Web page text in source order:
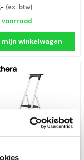
(ex. btw)
voorraad
mijn winkelwagen